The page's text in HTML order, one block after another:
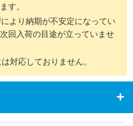
す。
より納期が不安定になってい
回入荷の目途が立っていませ
対応しておりません。